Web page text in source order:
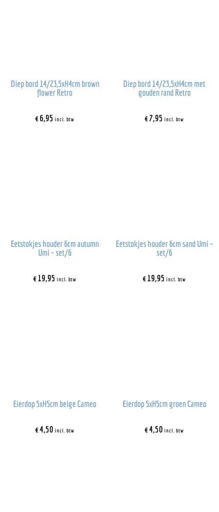
Diep bord 14/23,5xH4cm brown
flower Retro
€6,95 incl. btw
Diep bord 14/23,5xH4cm met
gouden rand Retro
€7,95 incl. btw
Eetstokjes houder 6cm autumn
Umi – set/6
€19,95 incl. btw
Eetstokjes houder 6cm sand Umi –
set/6
€19,95 incl. btw
Eierdop 5xH5cm beige Cameo
€4,50 incl. btw
Eierdop 5xH5cm groen Cameo
€4,50 incl. btw